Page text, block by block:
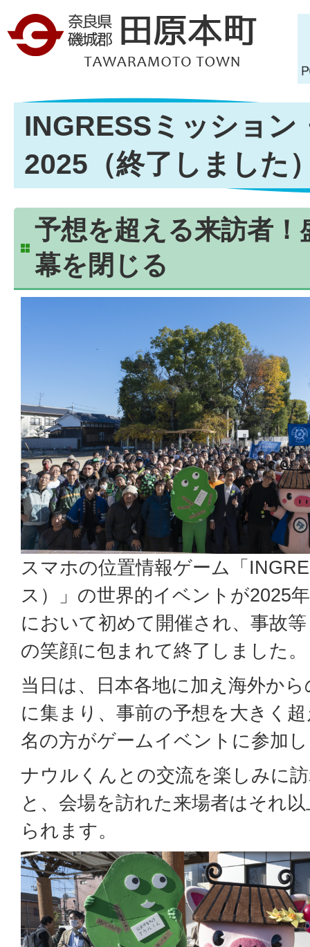
INGRESSミッション
2025（終了しました
予想を超える来訪者！
幕を閉じる
スマホの位置情報ゲーム「
ス）」の世界的イベントが2025
において初めて開催され、事故
の笑顔に包まれて終了しました。
当日は、日本各地に加え海外か
に集まり、事前の予想を大きく
名の方がゲームイベントに参加
ナウルくんとの交流を楽しみに
と、会場を訪れた来場者はそれ
られます。